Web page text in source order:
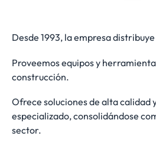
Desde 1993, la empresa
Proveemos equipos y
construcción.
Ofrece soluciones de alta calidad
especializado, consolidándose
sector.